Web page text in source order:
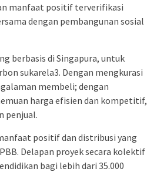
manfaat positif terverifikasi
dengan pembangunan sosial
berbasis di Singapura, untuk
sukarela3. Dengan mengkurasi
membeli; dengan
harga efisien dan kompetitif,
penjual.
positif dan distribusi yang
Delapan proyek secara kolektif
bagi lebih dari 35.000